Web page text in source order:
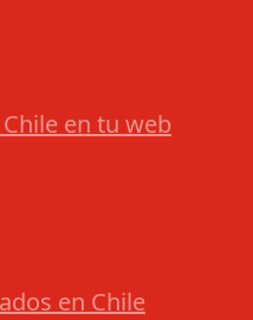
en tu web
en Chile